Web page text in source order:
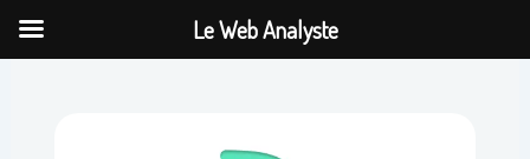
Aller
Le Web Analyste